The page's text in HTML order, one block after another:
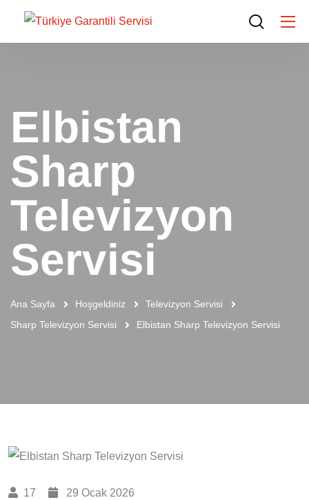
Elbistan
Sharp
Televizyon
Servisi
Ana Sayfa Hoşgeldiniz
Televizyon Servisi
Sharp Televizyon Servisi
Elbistan Sharp Televizyon Servisi
17 29 Ocak 2026